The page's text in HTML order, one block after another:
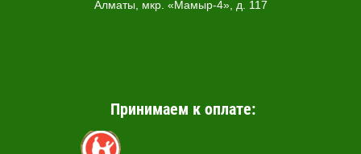
Алматы, мкр. «Мамыр-4», д. 117
Принимаем к оплате: